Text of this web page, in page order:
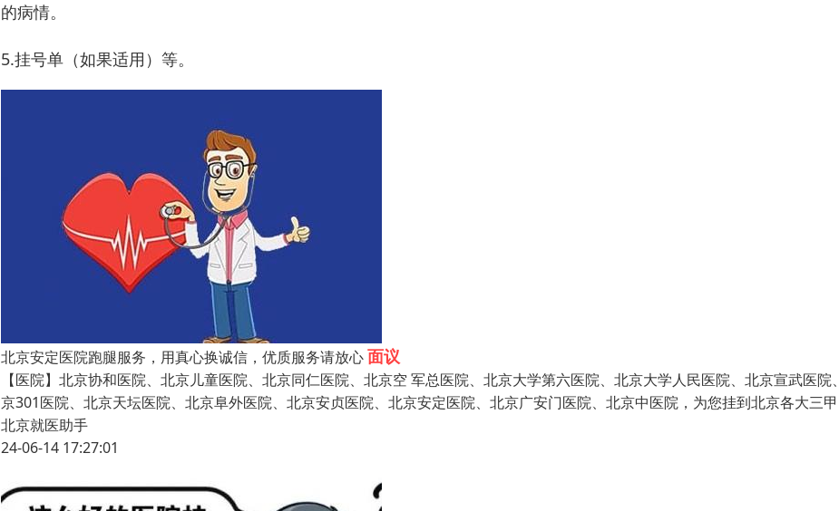
的病情。
5.挂号单（如果适用）等。
北京安定医院跑腿服务，用真心换诚信，优质服务请放心面议
【医院】北京协和医院、北京儿童医院、北京同仁医院、北京空 军总医院、北京大学第六医院、北京大学人民医院、北京宣武医院
京301医院、北京天坛医院、北京阜外医院、北京安贞医院、北京安定医院、北京广安门医院、北京中医院，为您挂到北京各大三
北京就医助手
24-06-14 17:27:01